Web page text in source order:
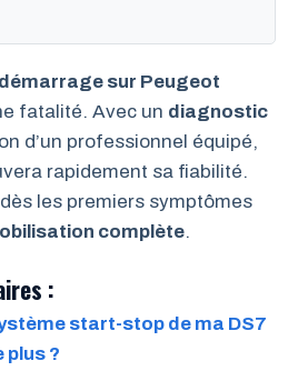
sur Peugeot
fatalité. Avec un diagnostic
d’un professionnel équipé,
rapidement sa fiabilité.
les premiers symptômes
complète.
:
start-stop de ma DS7
plus ?